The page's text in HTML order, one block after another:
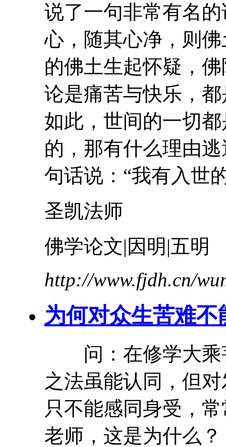
说了一句非常有名
心，随其心净，则
的佛土生起怀疑，
论是痛苦与快乐，
如此，世间的一切
的，那有什么理由
句话说：“我有入世
圣凯法师
佛学论文|因明|五明
http://www.fjdh.cn/
为何对众生苦难不
问：在修学大乘
之法虽能认同，但
只不能感同身受，
老师，这是为什